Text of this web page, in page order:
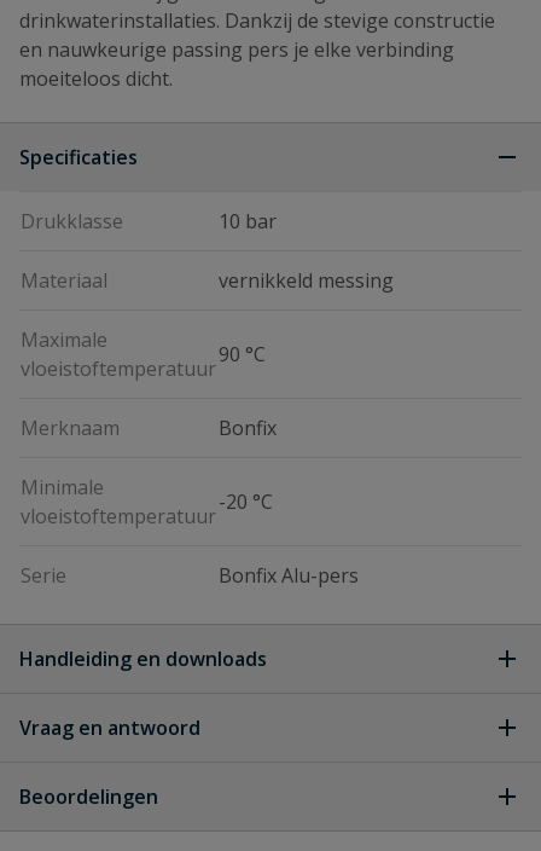
drinkwaterinstallaties. Dankzij de stevige constructie
en nauwkeurige passing pers je elke verbinding
moeiteloos dicht.
Specificaties
Drukklasse 10 bar
Materiaal vernikkeld messing
Maximale
vloeistoftemperatuur
90 °C
Merknaam Bonfix
Minimale
vloeistoftemperatuur
-20 °C
Serie Bonfix Alu-pers
Handleiding en downloads
alupersbonfix koppelingen
alupersbonfix_koppelingen-
meerlagenbuis-FLD.pdf
Vraag en antwoord
Beoordelingen